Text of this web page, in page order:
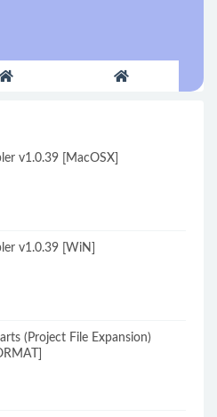
v1.0.39 [MacOSX]
v1.0.39 [WiN]
(Project File Expansion)